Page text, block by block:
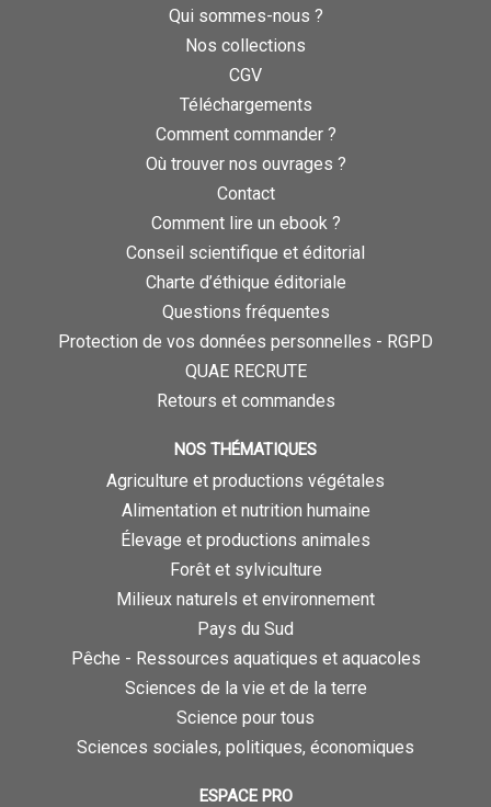
Qui sommes-nous ?
Nos collections
CGV
Téléchargements
Comment commander ?
Où trouver nos ouvrages ?
Contact
Comment lire un ebook ?
Conseil scientifique et éditorial
Charte d’éthique éditoriale
Questions fréquentes
Protection de vos données personnelles - RGPD
QUAE RECRUTE
Retours et commandes
NOS THÉMATIQUES
Agriculture et productions végétales
Alimentation et nutrition humaine
Élevage et productions animales
Forêt et sylviculture
Milieux naturels et environnement
Pays du Sud
Pêche - Ressources aquatiques et aquacoles
Sciences de la vie et de la terre
Science pour tous
Sciences sociales, politiques, économiques
ESPACE PRO